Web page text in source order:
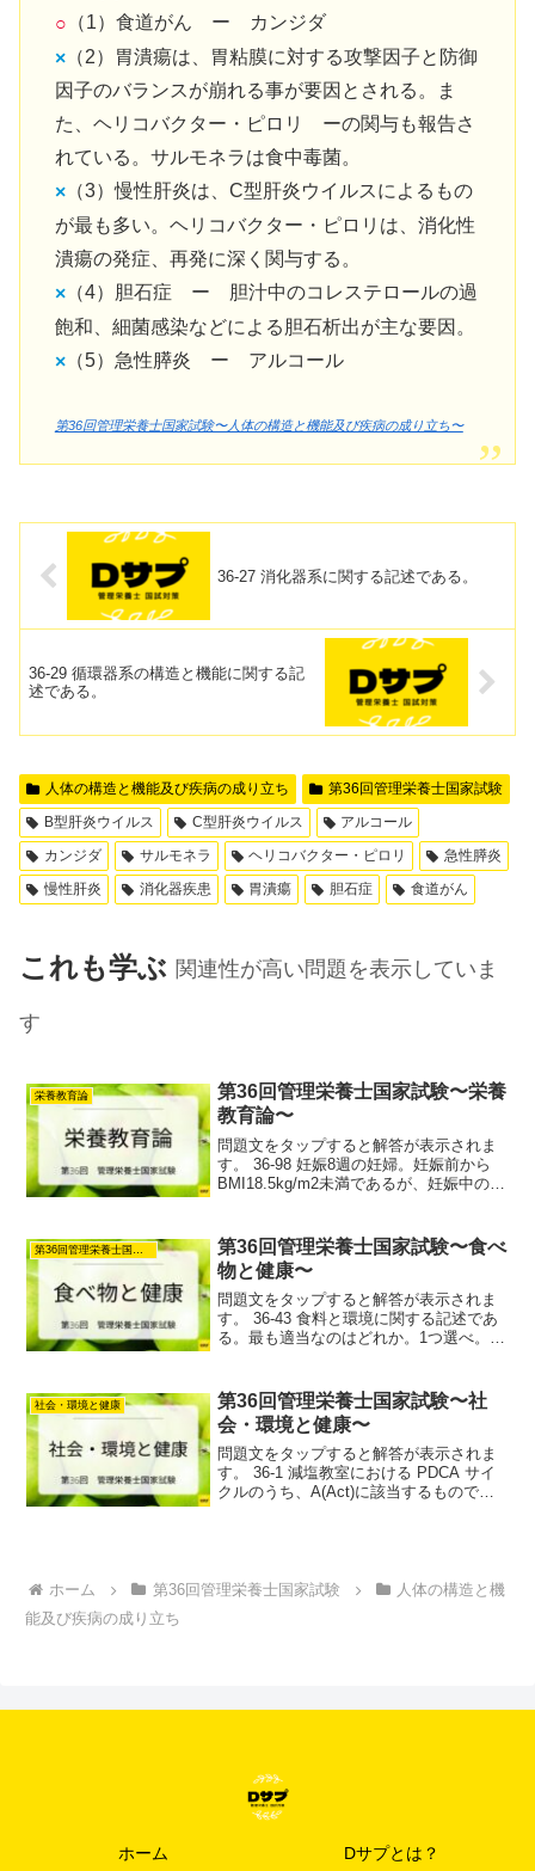
○ （1）食道がん ー カンジダ
×（2）胃潰瘍は、胃粘膜に対する攻撃因子と防御
因子のバランスが崩れる事が要因とされる。ま
た、ヘリコバクター・ピロリ ーの関与も報告さ
れている。サルモネラは食中毒菌。
×（3）慢性肝炎は、C型肝炎ウイルスによるもの
が最も多い。ヘリコバクター・ピロリは、消化性
潰瘍の発症、再発に深く関与する。
×（4）胆石症 ー 胆汁中のコレステロールの過
飽和、細菌感染などによる胆石析出が主な要因。
×（5）急性膵炎 ー アルコール
第36回管理栄養士国家試験〜人体の構造と機能及び疾病の成り立ち〜
36-27 消化器系に関する記述である。
36-29 循環器系の構造と機能に関する記
述である。
人体の構造と機能及び疾病の成り立ち
第36回管理栄養士国家試験
B型肝炎ウイルス
C型肝炎ウイルス
アルコール
カンジダ
サルモネラ ヘリコバクター・ピロリ
急性膵炎
慢性肝炎
消化器疾患 胃潰瘍 胆石症 食道がん
これも学ぶ 関連性が高い問題を表示していま
す
栄養教育論
第36回管理栄養士国家試験〜栄養
教育論〜
問題文をタップすると解答が表示されま
す。 36-98 妊娠8週の妊婦。妊娠前から
BMI18.5kg/m2未満であるが、妊娠中の適
支援として、最も適当なのはどれか。1つ
選...
第36回管理栄養士国家試験
第36回管理栄養士国家試験〜食べ
物と健康〜
問題文をタップすると解答が表示されま
す。 36-43 食料と環境に関する記述であ
る。最も適当なのはどれか。1つ選べ。(1)
消により、フードマイレージは増加す
る。...
社会・環境と健康
第36回管理栄養士国家試験〜社
会・環境と健康〜
問題文をタップすると解答が表示されま
す。 36-1 減塩教室における PDCA サイ
クルのうち、A(Act)に該当するものであ
ホーム 第36回管理栄養士国家試験
人体の構造と機
能及び疾病の成り立ち
ホーム Dサプとは？